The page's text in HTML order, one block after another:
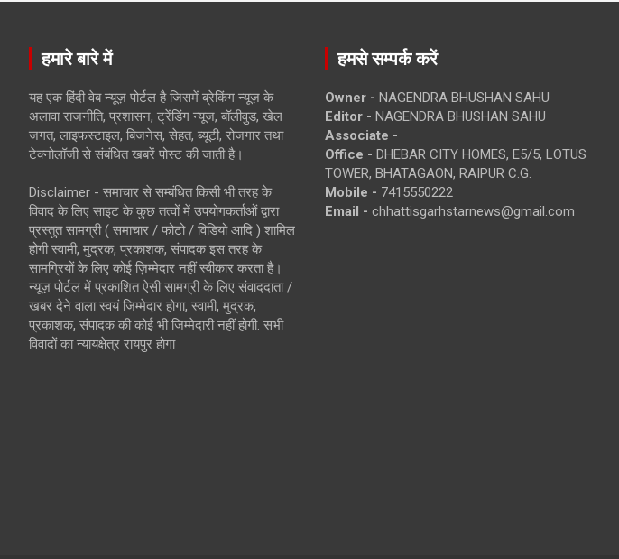
हमारे बारे में
यह एक हिंदी वेब न्यूज़ पोर्टल है जिसमें ब्रेकिंग न्यूज़ के
अलावा राजनीति, प्रशासन, ट्रेंडिंग न्यूज, बॉलीवुड, खेल
जगत, लाइफस्टाइल, बिजनेस, सेहत, ब्यूटी, रोजगार तथा
टेक्नोलॉजी से संबंधित खबरें पोस्ट की जाती है।
Disclaimer - समाचार से सम्बंधित किसी भी तरह के
विवाद के लिए साइट के कुछ तत्वों में उपयोगकर्ताओं द्वारा
प्रस्तुत सामग्री ( समाचार / फोटो / विडियो आदि ) शामिल
होगी स्वामी, मुद्रक, प्रकाशक, संपादक इस तरह के
सामग्रियों के लिए कोई ज़िम्मेदार नहीं स्वीकार करता है।
न्यूज़ पोर्टल में प्रकाशित ऐसी सामग्री के लिए संवाददाता /
खबर देने वाला स्वयं जिम्मेदार होगा, स्वामी, मुद्रक,
प्रकाशक, संपादक की कोई भी जिम्मेदारी नहीं होगी. सभी
विवादों का न्यायक्षेत्र रायपुर होगा
हमसे सम्पर्क करें
Owner - NAGENDRA BHUSHAN SAHU
Editor - NAGENDRA BHUSHAN SAHU
Associate -
Office - DHEBAR CITY HOMES, E5/5, LOTUS
TOWER, BHATAGAON, RAIPUR C.G.
Mobile - 7415550222
Email - chhattisgarhstarnews@gmail.com